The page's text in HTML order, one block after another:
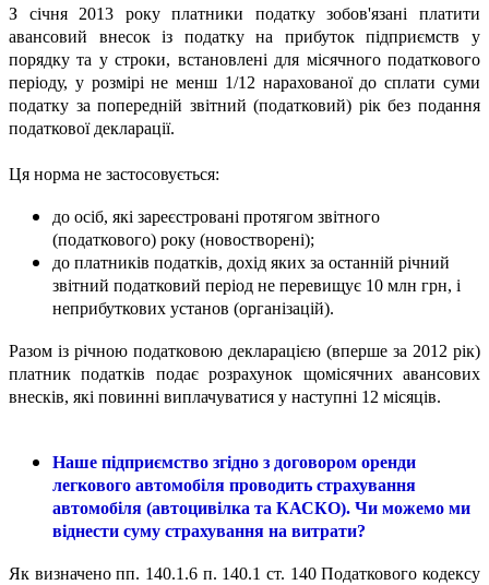
З січня 2013 року платники податку зобов'язані платити
авансовий внесок із податку на прибуток підприємств у
порядку та у строки, встановлені для місячного податкового
періоду, у розмірі не менш 1/12 нарахованої до сплати суми
податку за попередній звітний (податковий) рік без подання
податкової декларації.
Ця норма не застосовується:
до осіб, які зареєстровані протягом звітного
(податкового) року (новостворені);
до платників податків, дохід яких за останній річний
звітний податковий період не перевищує 10 млн грн, і
неприбуткових установ (організацій).
Разом із річною податковою декларацією (вперше за 2012 рік)
платник податків подає розрахунок щомісячних авансових
внесків, які повинні виплачуватися у наступні 12 місяців.
Наше підприємство згідно з договором оренди
легкового автомобіля проводить страхування
автомобіля (автоцивілка та КАСКО). Чи можемо ми
віднести суму страхування на витрати?
Як визначено пп. 140.1.6 п. 140.1 ст. 140 Податкового кодексу